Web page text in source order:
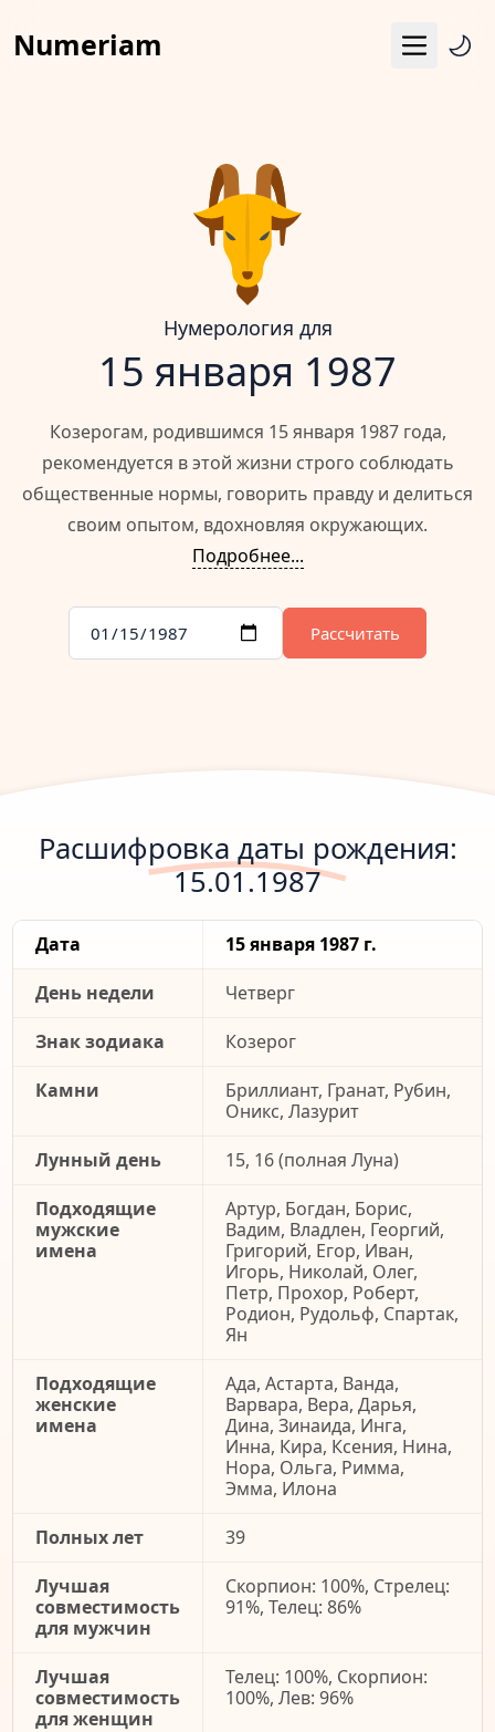
Numeriam Меню
Матрица судьбы
Гороскоп
Календарь
Нумерология для
15 января 1987
Козерогам, родившимся 15 января 1987 года,
рекомендуется в этой жизни строго соблюдать
общественные нормы, говорить правду и делиться
своим опытом, вдохновляя окружающих.
Подробнее...
Рассчитать
Расшифровка даты рождения:
15.01.1987
Дата
15 января 1987 г.
День недели
Четверг
Знак зодиака
Козерог
Камни
Бриллиант, Гранат, Рубин,
Оникс, Лазурит
Лунный день
15, 16 (полная Луна)
Подходящие
мужские
имена
Артур, Богдан, Борис,
Вадим, Владлен, Георгий,
Григорий, Егор, Иван,
Игорь, Николай, Олег,
Петр, Прохор, Роберт,
Родион, Рудольф, Спартак,
Ян
Подходящие
женские
имена
Ада, Астарта, Ванда,
Варвара, Вера, Дарья,
Дина, Зинаида, Инга,
Инна, Кира, Ксения, Нина,
Нора, Ольга, Римма,
Эмма, Илона
Полных лет
39
Лучшая
совместимость
для мужчин
Скорпион: 100%, Стрелец:
91%, Телец: 86%
Лучшая
совместимость
для женщин
Телец: 100%, Скорпион:
100%, Лев: 96%